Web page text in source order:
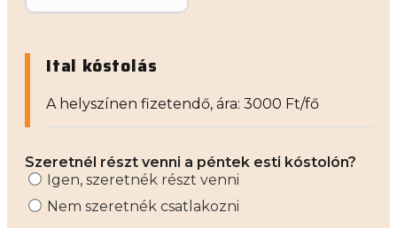
Ital kóstolás
A helyszínen fizetendő, ára: 3000 Ft/fő
Szeretnél részt venni a péntek esti kóstolón?
Igen, szeretnék részt venni
Nem szeretnék csatlakozni